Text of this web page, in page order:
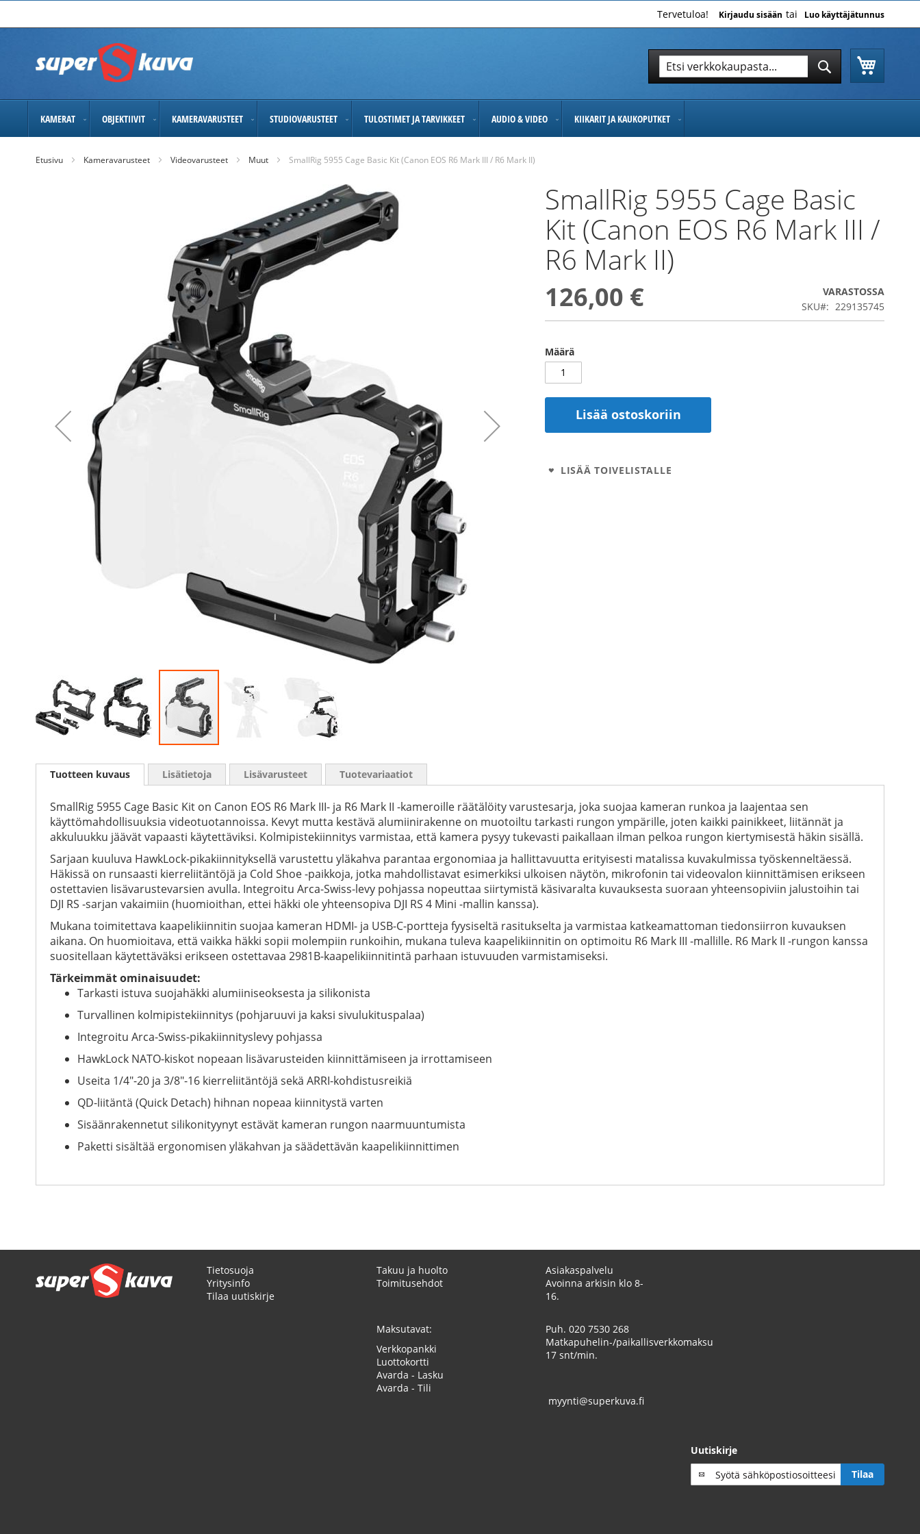
to
Tervetuloa! Kirjaudu sisään Luo käyttäjätunnus
Hae
KAMERAT OBJEKTIIVIT KAMERAVARUSTEET STUDIOVARUSTEET TULOSTIMET JA TARVIKKEET AUDIO & VIDEO KIIKARIT JA KAUKOPUTKET
Etusivu Kameravarusteet Videovarusteet Muut SmallRig 5955 Cage Basic Kit (Canon EOS R6 Mark III / R6 Mark II)
SmallRig 5955 Cage Basic
Kit (Canon EOS R6 Mark III /
R6 Mark II)
126,00 €
VARASTOSSA
SKU
229135745
Määrä
Lisää ostoskoriin
LISÄÄ TOIVELISTALLE
to
images
gallery
Tuotteen kuvaus
SmallRig 5955 Cage Basic Kit on Canon EOS R6 Mark III- ja R6 Mark II -kameroille räätälöity varustesarja, joka suojaa kameran runkoa ja laajentaa sen
käyttömahdollisuuksia videotuotannoissa. Kevyt mutta kestävä alumiinirakenne on muotoiltu tarkasti rungon ympärille, joten kaikki painikkeet, liitännät ja
akkuluukku jäävät vapaasti käytettäviksi. Kolmipistekiinnitys varmistaa, että kamera pysyy tukevasti paikallaan ilman pelkoa rungon kiertymisestä häkin sisällä.
Sarjaan kuuluva HawkLock-pikakiinnityksellä varustettu yläkahva parantaa ergonomiaa ja hallittavuutta erityisesti matalissa kuvakulmissa työskenneltäessä.
Häkissä on runsaasti kierreliitäntöjä ja Cold Shoe -paikkoja, jotka mahdollistavat esimerkiksi ulkoisen näytön, mikrofonin tai videovalon kiinnittämisen erikseen
ostettavien lisävarustevarsien avulla. Integroitu Arca-Swiss-levy pohjassa nopeuttaa siirtymistä käsivaralta kuvauksesta suoraan yhteensopiviin jalustoihin tai
DJI RS -sarjan vakaimiin (huomioithan, ettei häkki ole yhteensopiva DJI RS 4 Mini -mallin kanssa).
Mukana toimitettava kaapelikiinnitin suojaa kameran HDMI- ja USB-C-portteja fyysiseltä rasitukselta ja varmistaa katkeamattoman tiedonsiirron kuvauksen
aikana. On huomioitava, että vaikka häkki sopii molempiin runkoihin, mukana tuleva kaapelikiinnitin on optimoitu R6 Mark III -mallille. R6 Mark II -rungon kanssa
suositellaan käytettäväksi erikseen ostettavaa 2981B-kaapelikiinnitintä parhaan istuvuuden varmistamiseksi.
Tärkeimmät ominaisuudet:
Tarkasti istuva suojahäkki alumiiniseoksesta ja silikonista
Turvallinen kolmipistekiinnitys (pohjaruuvi ja kaksi sivulukituspalaa)
Integroitu Arca-Swiss-pikakiinnityslevy pohjassa
HawkLock NATO-kiskot nopeaan lisävarusteiden kiinnittämiseen ja irrottamiseen
Useita 1/4"-20 ja 3/8"-16 kierreliitäntöjä sekä ARRI-kohdistusreikiä
QD-liitäntä (Quick Detach) hihnan nopeaa kiinnitystä varten
Sisäänrakennetut silikonityynyt estävät kameran rungon naarmuuntumista
Paketti sisältää ergonomisen yläkahvan ja säädettävän kaapelikiinnittimen
Lisätietoja Lisävarusteet Tuotevariaatiot
Tietosuoja
Yritysinfo
Tilaa uutiskirje
Takuu ja huolto
Toimitusehdot
Maksutavat:
Verkkopankki
Luottokortti
Avarda - Lasku
Avarda - Tili
Asiakaspalvelu
Avoinna arkisin klo 8-
16.
Puh. 020 7530 268
Matkapuhelin-/paikallisverkkomaksu
17 snt/min.
myynti@superkuva.fi
Uutiskirje
Tilaa
uutiskirje
Tilaa